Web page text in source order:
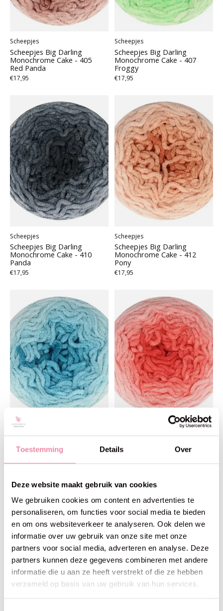
Toestemming Details Over
Deze website maakt gebruik van cookies
We gebruiken cookies om content en advertenties te
personaliseren, om functies voor social media te bieden
en om ons websiteverkeer te analyseren. Ook delen we
informatie over uw gebruik van onze site met onze
partners voor social media, adverteren en analyse. Deze
partners kunnen deze gegevens combineren met andere
informatie die u aan ze heeft verstrekt of die ze hebben
verzameld op basis van uw gebruik van hun services.
Scheepjes
Scheepjes Big Darling
Monochrome Cake - 405
Red Panda
€17,95
Scheepjes
Scheepjes Big Darling
Monochrome Cake - 407
Froggy
€17,95
Scheepjes
Scheepjes Big Darling
Monochrome Cake - 410
Panda
€17,95
Scheepjes
Scheepjes Big Darling
Monochrome Cake - 412
Pony
€17,95
Monochrome Cake - 414
Monochrome Cake - 417